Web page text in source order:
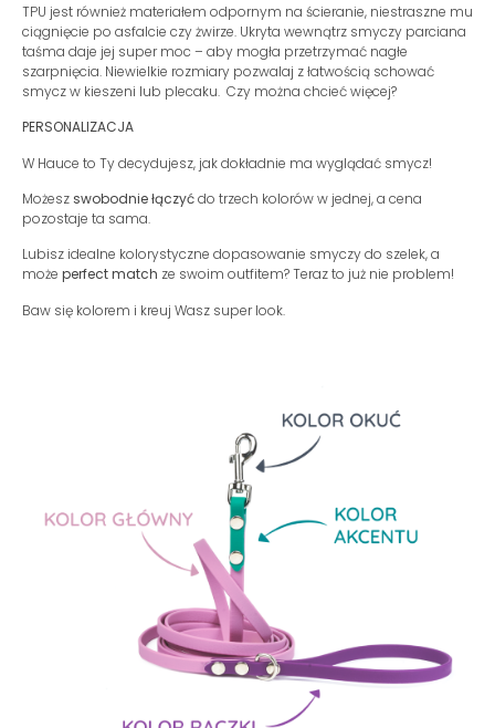
TPU jest również materiałem odpornym na ścieranie, niestraszne mu
ciągnięcie po asfalcie czy żwirze. Ukryta wewnątrz smyczy parciana
taśma daje jej super moc – aby mogła przetrzymać nagłe
szarpnięcia. Niewielkie rozmiary pozwalaj z łatwością schować
smycz w kieszeni lub plecaku. Czy można chcieć więcej?
PERSONALIZACJA
W Hauce to Ty decydujesz, jak dokładnie ma wyglądać smycz!
Możeszswobodnie łączyćdo trzech kolorów w jednej, a cena
pozostaje ta sama.
Lubisz idealne kolorystyczne dopasowanie smyczy do szelek, a
może perfect match ze swoim outfitem? Teraz to już nie problem!
Baw się kolorem i kreuj Wasz super look.